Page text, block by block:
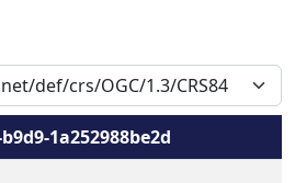
1a252988be2d